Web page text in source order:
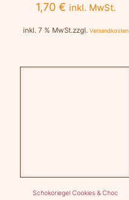
1,70 € inkl. MwSt.
inkl. 7 % MwSt.zzgl. Versandkosten
Schokoriegel Cookies & Choc